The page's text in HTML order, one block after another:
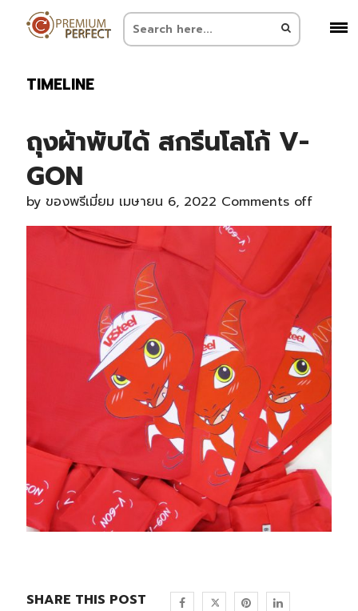
TIMELINE
ถุงผ้าพับได้ สกรีนโลโก้ V-
GON
by ของพรีเมี่ยม เมษายน 6, 2022 Comments off
SHARE THIS POST